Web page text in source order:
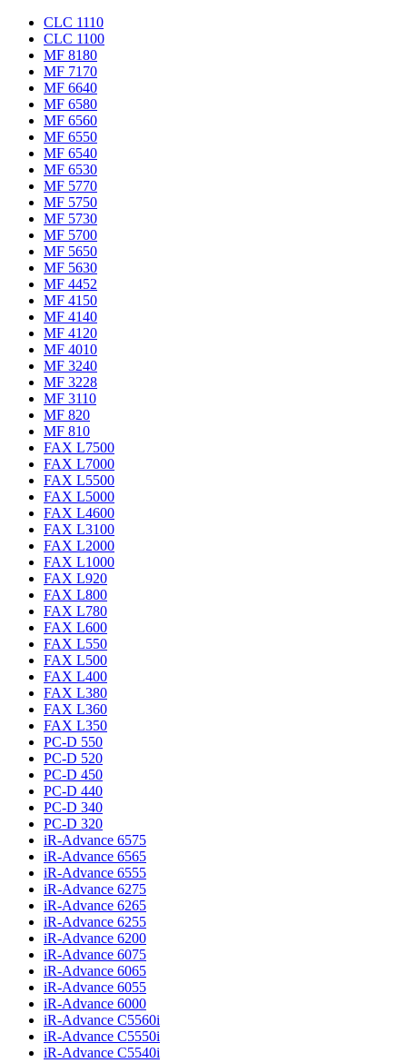
CLC 1110
CLC 1100
MF 8180
MF 7170
MF 6640
MF 6580
MF 6560
MF 6550
MF 6540
MF 6530
MF 5770
MF 5750
MF 5730
MF 5700
MF 5650
MF 5630
MF 4452
MF 4150
MF 4140
MF 4120
MF 4010
MF 3240
MF 3228
MF 3110
MF 820
MF 810
FAX L7500
FAX L7000
FAX L5500
FAX L5000
FAX L4600
FAX L3100
FAX L2000
FAX L1000
FAX L920
FAX L800
FAX L780
FAX L600
FAX L550
FAX L500
FAX L400
FAX L380
FAX L360
FAX L350
PC-D 550
PC-D 520
PC-D 450
PC-D 440
PC-D 340
PC-D 320
iR-Advance 6575
iR-Advance 6565
iR-Advance 6555
iR-Advance 6275
iR-Advance 6265
iR-Advance 6255
iR-Advance 6200
iR-Advance 6075
iR-Advance 6065
iR-Advance 6055
iR-Advance 6000
iR-Advance C5560i
iR-Advance C5550i
iR-Advance C5540i